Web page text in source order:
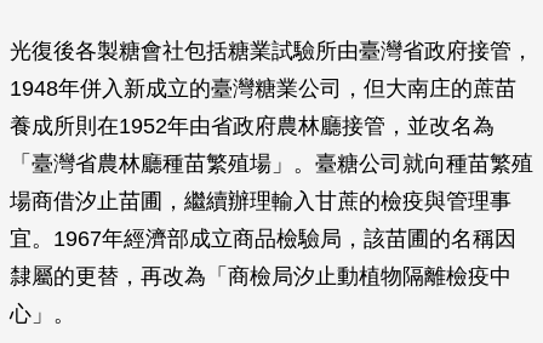
光復後各製糖會社包括糖業試驗所由臺灣省政府接管，
1948年併入新成立的臺灣糖業公司，但大南庄的蔗苗
養成所則在1952年由省政府農林廳接管，並改名為
「臺灣省農林廳種苗繁殖場」。臺糖公司就向種苗繁殖
場商借汐止苗圃，繼續辦理輸入甘蔗的檢疫與管理事
宜。1967年經濟部成立商品檢驗局，該苗圃的名稱因
隸屬的更替，再改為「商檢局汐止動植物隔離檢疫中
心」。